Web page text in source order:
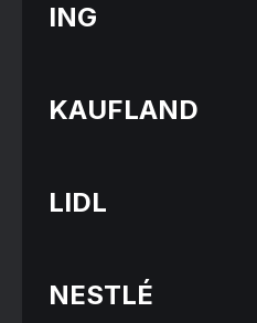
ING
KAUFLAND
LIDL
NESTLÉ